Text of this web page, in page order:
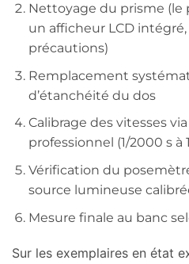
Nettoyage du prisme (le
un afficheur LCD
précautions)
Remplacement
d’étanchéité du dos
Calibrage des vitesses
professionnel (1/2000 s à
Vérification du
source lumineuse
Mesure finale au banc
Sur les exemplaires en état